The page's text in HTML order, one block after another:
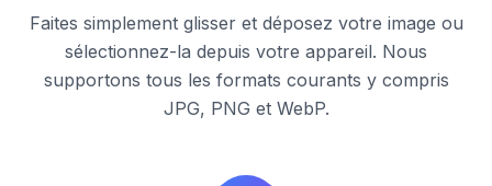
Faites simplement glisser et déposez votre image ou
sélectionnez-la depuis votre appareil. Nous
supportons tous les formats courants y compris
JPG, PNG et WebP.